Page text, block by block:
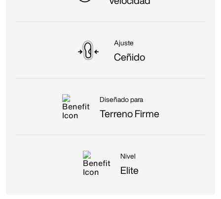
Ajuste
Ceñido
Diseñado para
Terreno Firme
Nivel
Elite